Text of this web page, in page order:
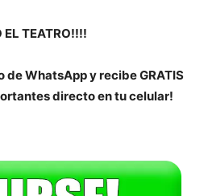
EL TEATRO!!!!
de WhatsApp y recibe GRATIS
directo en tu celular!